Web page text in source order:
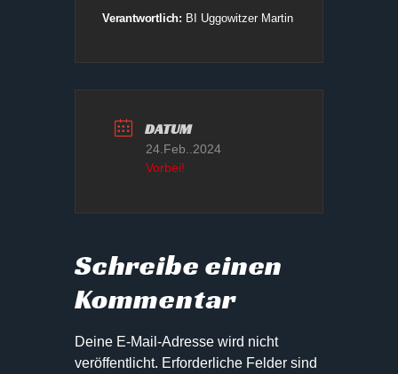
Verantwortlich: BI Uggowitzer Martin
DATUM
24.Feb..2024
Vorbei!
Schreibe einen
Kommentar
Deine E-Mail-Adresse wird nicht
veröffentlicht. Erforderliche Felder sind